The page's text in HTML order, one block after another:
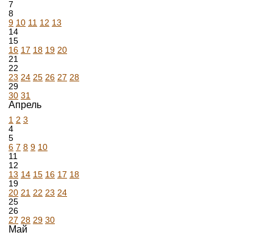
7
8
9 10 11 12 13
14
15
16 17 18 19 20
21
22
23 24 25 26 27 28
29
30 31
Апрель
1 2 3
4
5
6 7 8 9 10
11
12
13 14 15 16 17 18
19
20 21 22 23 24
25
26
27 28 29 30
Май